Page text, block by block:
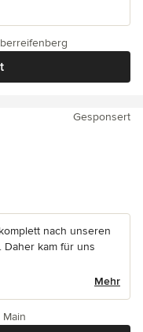
Gesponsert
Sternen
nach unseren
kam für uns
Mehr